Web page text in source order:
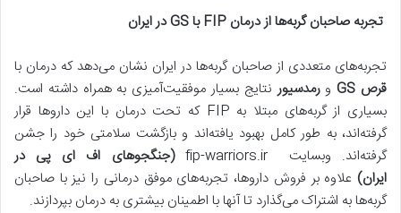
تجربه صاحبان گربه‌ها از درمان
با
در ایران
تجربه‌های متعددی از صاحبان گربه‌ها در ایران نشان می‌دهد که درمان با
قرص
ورمدسیور نتایج بسیار موفقیت‌آمیزی به همراه داشته است.
بسیاری از گربه‌های مبتلا به FIP که تحت درمان با این داروها قرار
گرفته‌اند، به طور کامل بهبود یافته‌اند و بازگشت سلامتی خود را جشن
گرفته‌اند. وبسایت fip-warriors.ir
(جنگجوهای اف ای پی در
ایران) علاوه بر فروش داروها، تجربه‌های موفق درمانی را نیز با صاحبان
گربه‌ها به اشتراک می‌گذارد تا آنها با اطمینان بیشتری به درمان بپردازند.